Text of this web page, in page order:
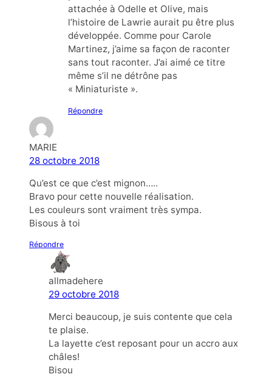
attachée à Odelle et Olive, mais
l’histoire de Lawrie aurait pu être plus
développée. Comme pour Carole
Martinez, j’aime sa façon de raconter
sans tout raconter. J’ai aimé ce titre
même s’il ne détrône pas
« Miniaturiste ».
Répondre
MARIE
28 octobre 2018
Qu’est ce que c’est mignon…..
Bravo pour cette nouvelle réalisation.
Les couleurs sont vraiment très sympa.
Bisous à toi
Répondre
allmadehere
29 octobre 2018
Merci beaucoup, je suis contente que cela
te plaise.
La layette c’est reposant pour un accro aux
châles!
Bisou